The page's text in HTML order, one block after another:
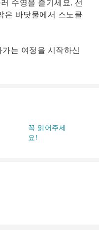
수영을 즐기세요. 선
은 바닷물에서 스노클
는 여정을 시작하신
꼭 읽어주세
요!